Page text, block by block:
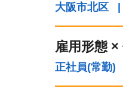
大阪市北区
|
雇用形態 ×
正社員(常勤)